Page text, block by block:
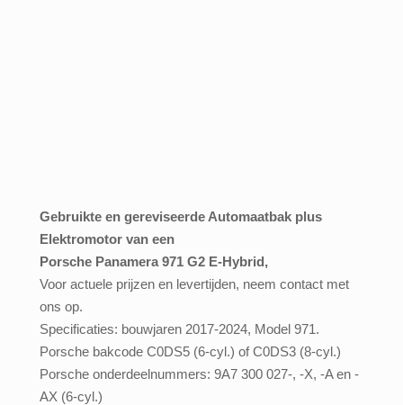
Gebruikte en gereviseerde Automaatbak plus
Elektromotor van een
Porsche Panamera 971 G2 E-Hybrid,
Voor actuele prijzen en levertijden, neem contact met
ons op.
Specificaties: bouwjaren 2017-2024, Model 971.
Porsche bakcode C0DS5 (6-cyl.) of C0DS3 (8-cyl.)
Porsche onderdeelnummers: 9A7 300 027-, -X, -A en -
AX (6-cyl.)